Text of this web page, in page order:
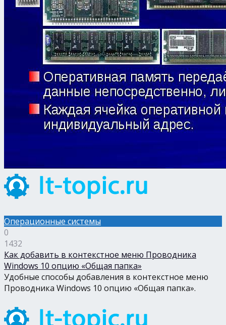
Операционные системы
0
1432
Как добавить в контекстное меню Проводника
Windows 10 опцию «Общая папка»
Удобные способы добавления в контекстное меню
Проводника Windows 10 опцию «Общая папка».